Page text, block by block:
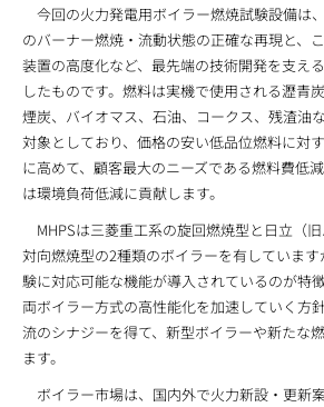
今回の火力発電用ボイラー燃焼試験設備は
のバーナー燃焼・流動状態の正確な再現と、
装置の高度化など、最先端の技術開発を支え
したものです。燃料は実機で使用される瀝青
煙炭、バイオマス、石油、コークス、残渣油
対象としており、価格の安い低品位燃料に対
に高めて、顧客最大のニーズである燃料費低
は環境負荷低減に貢献します。
MHPSは三菱重工系の旋回燃焼型と日立（
対向燃焼型の2種類のボイラーを有していま
験に対応可能な機能が導入されているのが特徴
両ボイラー方式の高性能化を加速していく方
流のシナジーを得て、新型ボイラーや新たな
ます。
ボイラー市場は、国内外で火力新設・更新